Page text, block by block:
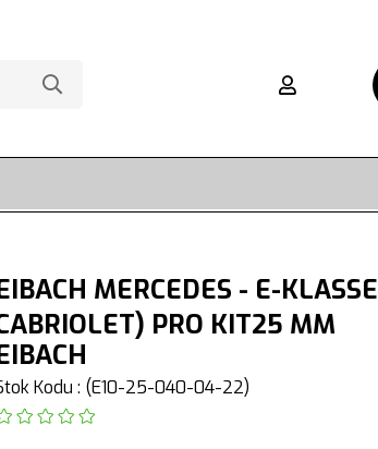
MERCEDES - E-KLASSE
PRO KIT25 MM
Kodu (E10-25-040-04-22)